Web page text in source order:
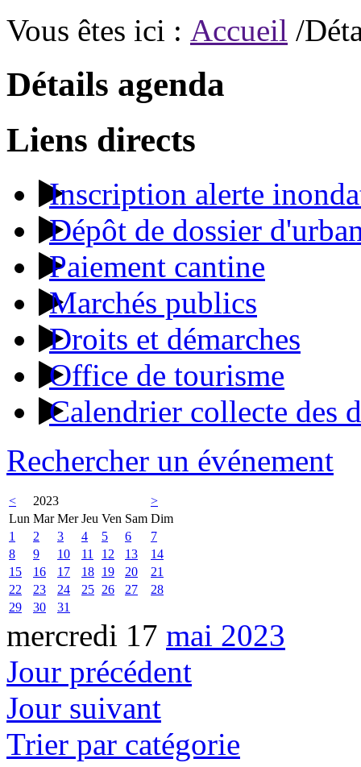
Vous êtes ici : Accueil /
Détails agenda
Liens directs
Inscription alerte
Dépôt de dossier
Paiement cantine
Marchés publics
Droits et démarches
Office de tourisme
Calendrier collecte des
Rechercher un événement
< 2023
>
Lun Mar Mer Jeu Ven Sam Dim
1
2 3 4 5 6
7
8
9 10 11 12 13
14
15
16 17 18 19 20
21
22
23 24 25 26 27
28
29
30 31
mercredi 17 mai 2023
Jour précédent
Jour suivant
Trier par catégorie